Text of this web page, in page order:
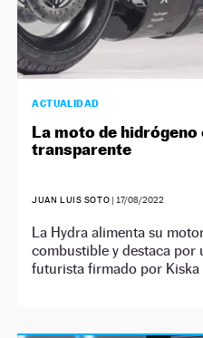
ACTUALIDAD
La moto de
transparente
JUAN LUIS SOTO | 17/08/2022
La Hydra alimenta su
combustible y destaca por
futurista firmado por Kiska